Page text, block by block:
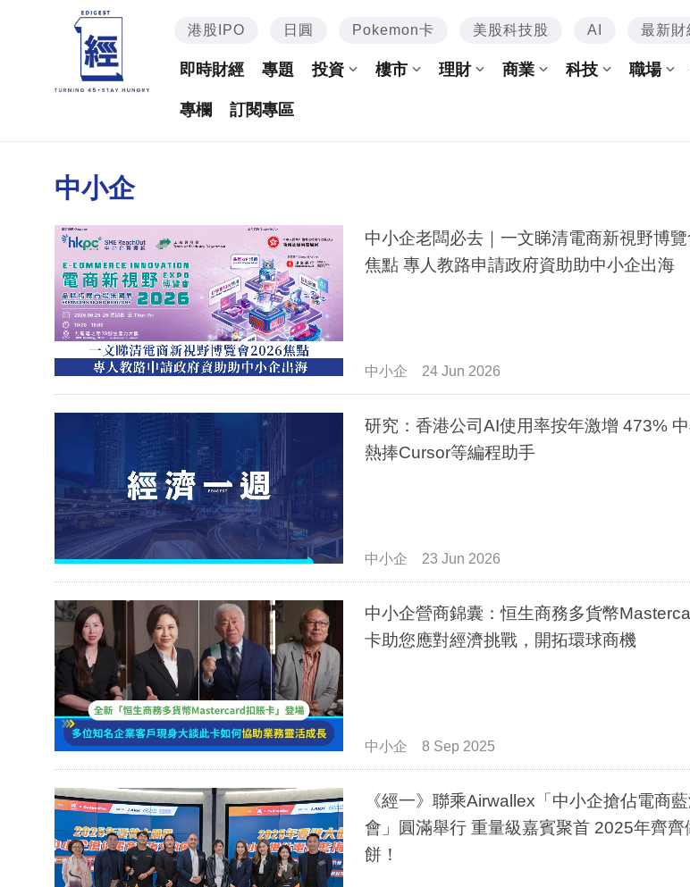
港股IPO 日圓 Pokemon卡 美股科技股 AI 最新財
即時財經 專題 投資 樓市 理財 商業 科技 職場
專欄 訂閱專區
中小企
中小企老闆必去｜一文睇清電商新視野博
焦點 專人教路申請政府資助助中小企出海
中小企 24 Jun 2026
研究：香港公司AI使用率按年激增 473%
熱捧Cursor等編程助手
中小企 23 Jun 2026
中小企營商錦囊：恒生商務多貨幣
卡助您應對經濟挑戰，開拓環球商機
中小企 8 Sep 2025
《經一》聯乘Airwallex「中小企搶佔電商
會」圓滿舉行 重量級嘉賓聚首 2025年齊齊
餅！